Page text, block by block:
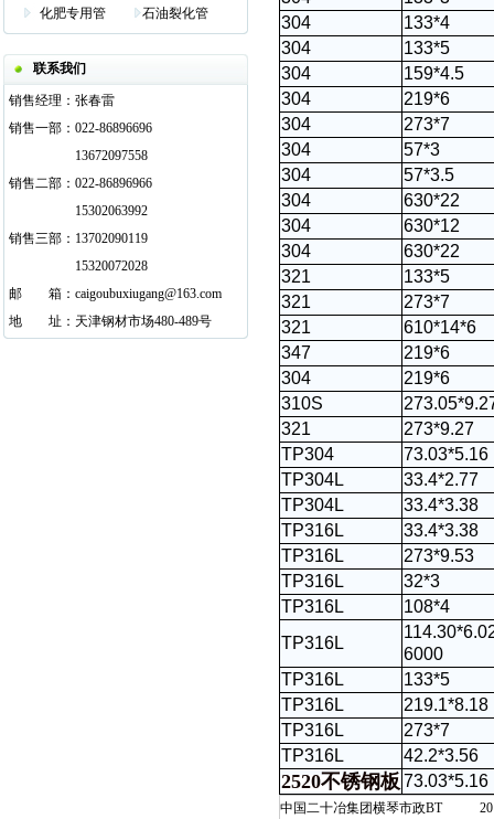
化肥专用管 石油裂化管
联系我们
销售经理： 张春雷
销售一部： 022-86896696
13672097558
销售二部： 022-86896966
15302063992
销售三部： 13702090119
15320072028
邮
箱： caigoubuxiugang@163.com
地
址： 天津钢材市场480-489号
304
133*4
304
133*5
304
159*4.5
304
219*6
304
273*7
304
57*3
304
57*3.5
304
630*22
304
630*12
304
630*22
321
133*5
321
273*7
321
610*14*6
347
219*6
304
219*6
310S
321
273*9.27
TP304
73.03*5.16
TP304L
33.4*2.77
TP304L
33.4*3.38
TP316L
33.4*3.38
TP316L
273*9.53
TP316L
32*3
TP316L
108*4
TP316L
6000
TP316L
133*5
TP316L
219.1*8.18
TP316L
273*7
TP316L
42.2*3.56
2520不锈钢板73.03*5.16
中国二十冶集团横琴市政BT